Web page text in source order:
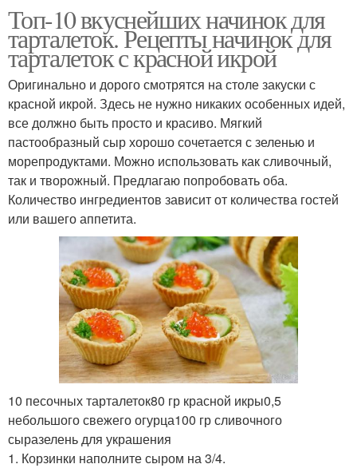
Топ-10 вкуснейших начинок для
тарталеток. Рецепты начинок для
тарталеток с красной икрой
Оригинально и дорого смотрятся на столе закуски с
красной икрой. Здесь не нужно никаких особенных идей,
все должно быть просто и красиво. Мягкий
пастообразный сыр хорошо сочетается с зеленью и
морепродуктами. Можно использовать как сливочный,
так и творожный. Предлагаю попробовать оба.
Количество ингредиентов зависит от количества гостей
или вашего аппетита.
10 песочных тарталеток80 гр красной икры0,5
небольшого свежего огурца100 гр сливочного
сыразелень для украшения
1. Корзинки наполните сыром на 3/4.